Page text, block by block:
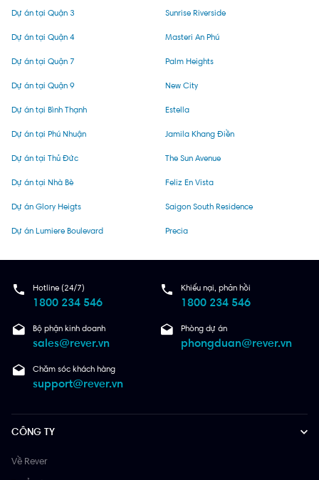
Dự án tại Quận 3
Dự án tại Quận 4
Dự án tại Quận 7
Dự án tại Quận 9
Dự án tại Bình Thạnh
Dự án tại Phú Nhuận
Dự án tại Thủ Đức
Dự án tại Nhà Bè
Dự án Glory Heigts
Dự án Lumiere Boulevard
Sunrise Riverside
Masteri An Phú
Palm Heights
New City
Estella
Jamila Khang Điền
The Sun Avenue
Feliz En Vista
Saigon South Residence
Precia
Hotline (24/7)
1800 234 546
Khiếu nại, phản hồi
1800 234 546
Bộ phận kinh doanh
sales@rever.vn
Phòng dự án
phongduan@rever.vn
Chăm sóc khách hàng
support@rever.vn
CÔNG TY
Về Rever